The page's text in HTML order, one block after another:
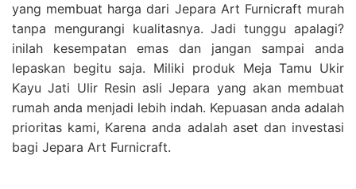
yang membuat harga dari Jepara Art Furnicraft murah
tanpa mengurangi kualitasnya. Jadi tunggu apalagi?
inilah kesempatan emas dan jangan sampai anda
lepaskan begitu saja. Miliki produk Meja Tamu Ukir
Kayu Jati Ulir Resin asli Jepara yang akan membuat
rumah anda menjadi lebih indah. Kepuasan anda adalah
prioritas kami, Karena anda adalah aset dan investasi
bagi Jepara Art Furnicraft.